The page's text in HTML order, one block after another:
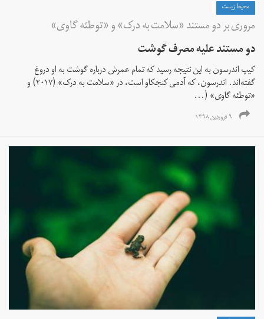
محیط زیست
مروری بر دو مستند «سلامت به درک» و «توطئه گاوی»
دو مستند علیه مصرف گوشت
کیپ اندرسون به این نتیجه رسید که تمام عمرش درباره گوشت به او دروغ
گفته‌اند. اندرسون، که آدمی کنجکاو است، در «سلامت به درک» (۲۰۱۷) و
«توطئه گاوی» (...
۹ فروردین ۱۳۹۸